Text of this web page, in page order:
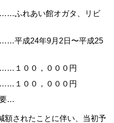
れあい館オガタ、リビ
成24年9月2日〜平成25
１００，０００円
００，０００円
…
されたことに伴い、当初予